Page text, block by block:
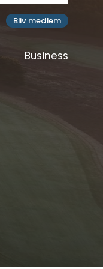
Bliv medlem
Business